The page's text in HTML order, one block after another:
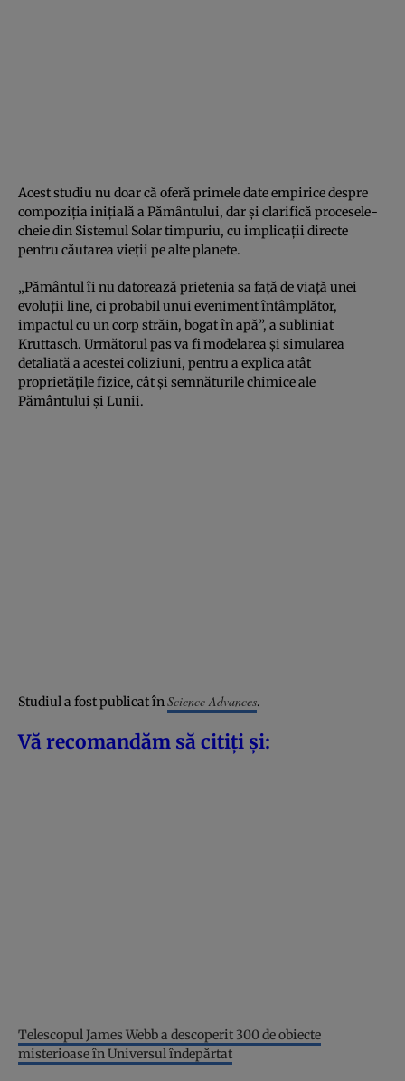
Acest studiu nu doar că oferă primele date empirice despre
compoziția inițială a Pământului, dar și clarifică procesele-
cheie din Sistemul Solar timpuriu, cu implicații directe
pentru căutarea vieții pe alte planete.
„Pământul îi nu datorează prietenia sa față de viață unei
evoluții line, ci probabil unui eveniment întâmplător,
impactul cu un corp străin, bogat în apă”, a subliniat
Kruttasch. Următorul pas va fi modelarea și simularea
detaliată a acestei coliziuni, pentru a explica atât
proprietățile fizice, cât și semnăturile chimice ale
Pământului și Lunii.
Studiul a fost publicat înScience Advances.
Vă recomandăm să citiți și:
Telescopul James Webb a descoperit 300 de obiecte
misterioase în Universul îndepărtat